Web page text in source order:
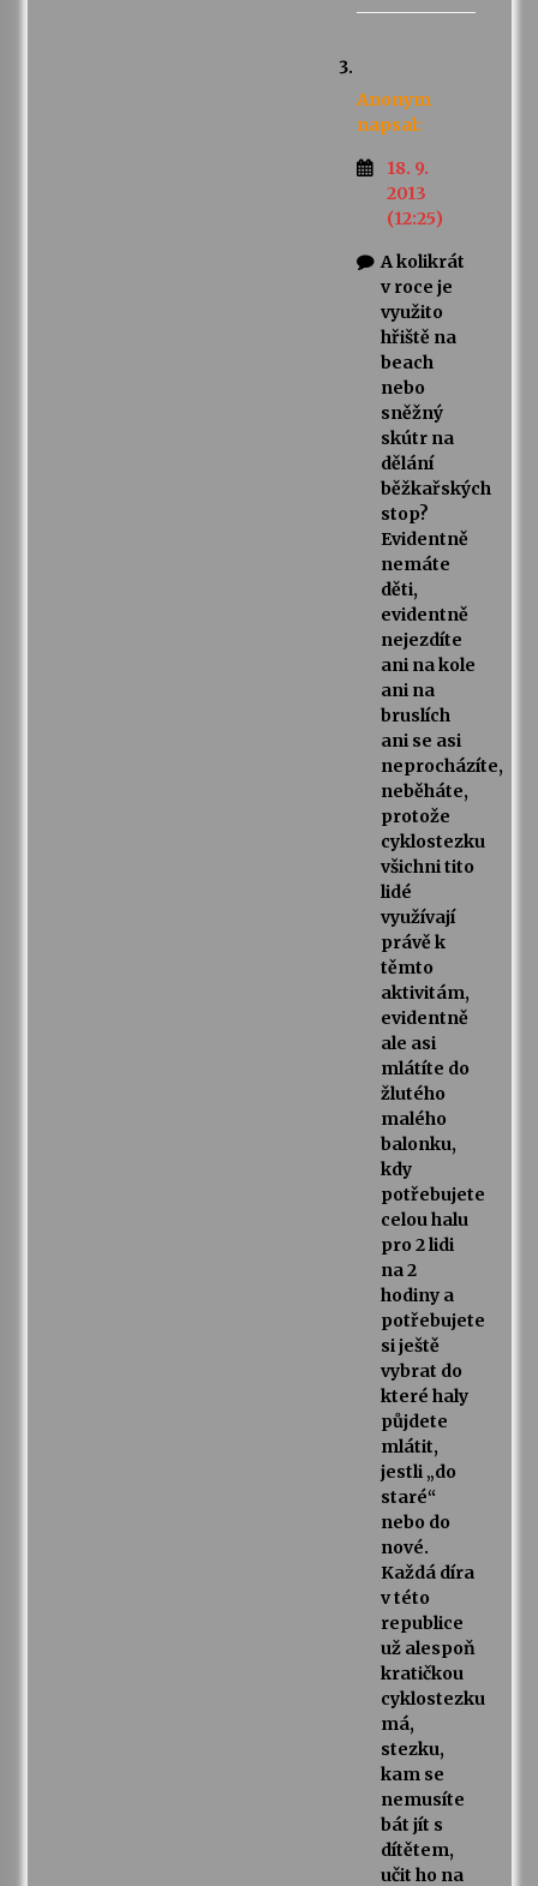
Anonym
napsal:
18. 9.
2013
(12:25)
A kolikrát
v roce je
využito
hřiště na
beach
nebo
sněžný
skútr na
dělání
běžkařských
stop?
Evidentně
nemáte
děti,
evidentně
nejezdíte
ani na kole
ani na
bruslích
ani se asi
neprocházíte,
neběháte,
protože
cyklostezku
všichni tito
lidé
využívají
právě k
těmto
aktivitám,
evidentně
ale asi
mlátíte do
žlutého
malého
balonku,
kdy
potřebujete
celou halu
pro 2 lidi
na 2
hodiny a
potřebujete
si ještě
vybrat do
které haly
půjdete
mlátit,
jestli „do
staré“
nebo do
nové.
Každá díra
v této
republice
už alespoň
kratičkou
cyklostezku
má,
stezku,
kam se
nemusíte
bát jít s
dítětem,
učit ho na